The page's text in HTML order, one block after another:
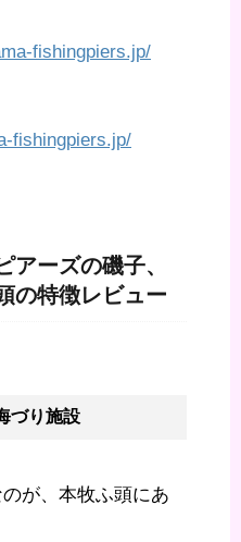
fishingpiers.jp/
fishingpiers.jp/
アーズの磯子、
の特徴レビュー
づり施設
が、本牧ふ頭にあ